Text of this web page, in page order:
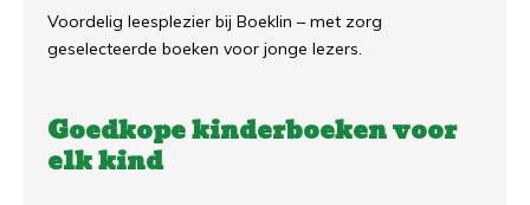
Voordelig leesplezier bij Boeklin – met zorg
geselecteerde boeken voor jonge lezers.
Goedkope kinderboeken voor
elk kind